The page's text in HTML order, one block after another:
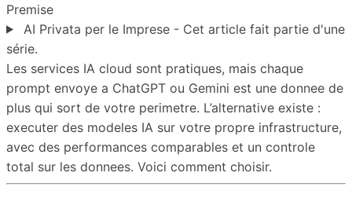
Premise
AI Privata per le Imprese - Cet article fait partie d'une
série.
Les services IA cloud sont pratiques, mais chaque
prompt envoye a ChatGPT ou Gemini est une donnee de
plus qui sort de votre perimetre. L’alternative existe :
executer des modeles IA sur votre propre infrastructure,
avec des performances comparables et un controle
total sur les donnees. Voici comment choisir.